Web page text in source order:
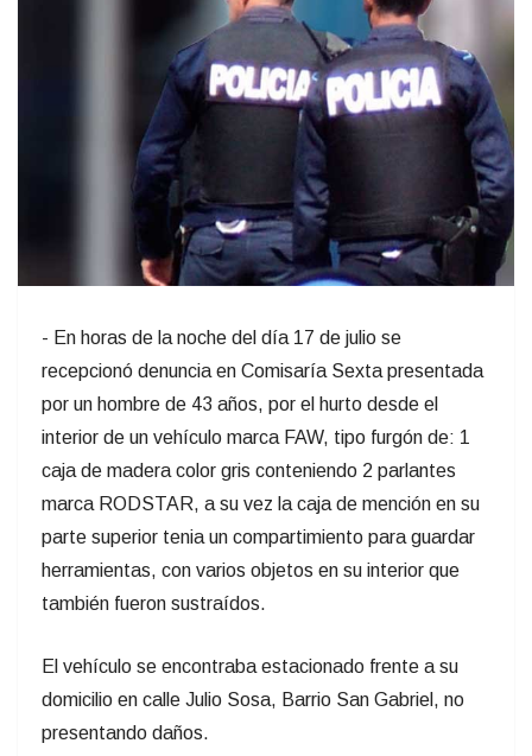
- En horas de la noche del día 17 de julio se
recepcionó denuncia en Comisaría Sexta presentada
por un hombre de 43 años, por el hurto desde el
interior de un vehículo marca FAW, tipo furgón de: 1
caja de madera color gris conteniendo 2 parlantes
marca RODSTAR, a su vez la caja de mención en su
parte superior tenia un compartimiento para guardar
herramientas, con varios objetos en su interior que
también fueron sustraídos.
El vehículo se encontraba estacionado frente a su
domicilio en calle Julio Sosa, Barrio San Gabriel, no
presentando daños.